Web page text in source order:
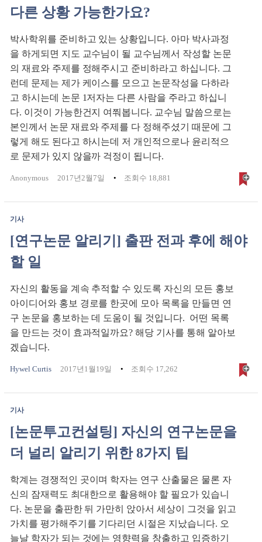
다른 상황 가능한가요?
박사학위를 준비하고 있는 상황입니다. 아마 박사과정
을 하게되면 지도 교수님이 될 교수님께서 작성할 논문
의 재료와 주제를 정해주시고 준비하라고 하십니다. 그
런데 문제는 제가 케이스를 모으고 논문작성을 다하라
고 하시는데 논문 1저자는 다른 사람을 주라고 하십니
다. 이것이 가능한건지 여쭤봅니다. 교수님 말씀으로는
본인께서 논문 재료와 주제를 다 정해주셨기 때문에 그
렇게 해도 된다고 하시는데 저 개인적으로나 윤리적으
로 문제가 있지 않을까 걱정이 됩니다.
Anonymous 2017년2월7일 조회수 18,881
기사
[연구논문 알리기] 출판 전과 후에 해야
할 일
자신의 활동을 계속 추적할 수 있도록 자신의 모든 홍보
아이디어와 홍보 경로를 한곳에 모아 목록을 만들면 연
구 논문을 홍보하는 데 도움이 될 것입니다. 어떤 목록
을 만드는 것이 효과적일까요? 해당 기사를 통해 알아보
겠습니다.
Hywel Curtis 2017년1월19일 조회수 17,262
기사
[논문투고컨설팅] 자신의 연구논문을
더 널리 알리기 위한 8가지 팁
학계는 경쟁적인 곳이며 학자는 연구 산출물은 물론 자
신의 잠재력도 최대한으로 활용해야 할 필요가 있습니
다. 논문을 출판한 뒤 가만히 앉아서 세상이 그것을 읽고
가치를 평가해주기를 기다리던 시절은 지났습니다. 오
늘날 학자가 되는 것에는 영향력을 창출하고 입증하기